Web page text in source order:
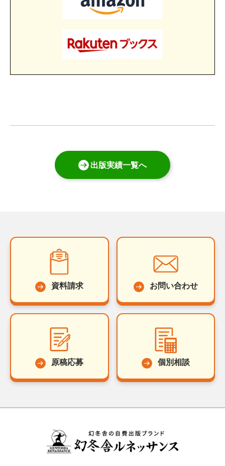
出版実績一覧へ
資料請求 お問い合わせ
原稿応募 個別相談